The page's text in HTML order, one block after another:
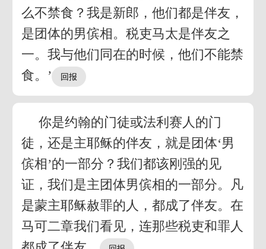
么不禁食？我是新郎，他们都是伴友，
是团体的男傧相。税吏马太是伴友之
一。我与他们同在的时候，他们不能禁
食。’
你是约翰的门徒或法利赛人的门
徒，还是主耶稣的伴友，就是团体‘男
傧相’的一部分？我们都该刚强的见
证，我们是主团体男傧相的一部分。凡
是蒙主耶稣赦罪的人，都成了伴友。在
马可二章我们看见，连那些税吏和罪人